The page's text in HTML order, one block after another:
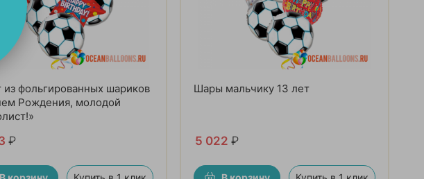
из фольгированных шариков
Рождения, молодой
₽
Шары мальчику 13 лет
5 022 ₽